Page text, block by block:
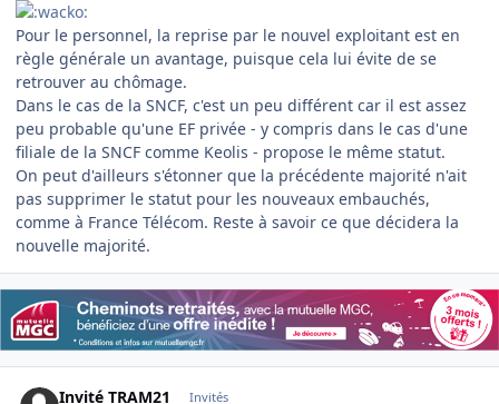
Pour le personnel, la reprise par le nouvel exploitant est en
règle générale un avantage, puisque cela lui évite de se
retrouver au chômage.
Dans le cas de la SNCF, c'est un peu différent car il est assez
peu probable qu'une EF privée - y compris dans le cas d'une
filiale de la SNCF comme Keolis - propose le même statut.
On peut d'ailleurs s'étonner que la précédente majorité n'ait
pas supprimer le statut pour les nouveaux embauchés,
comme à France Télécom. Reste à savoir ce que décidera la
nouvelle majorité.
Invité TRAM21 Invités